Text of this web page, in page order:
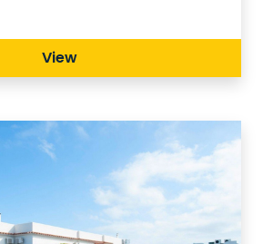
assoluta.
View